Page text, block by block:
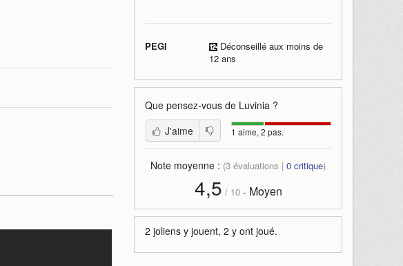
PEGI
Déconseillé aux moins de
12 ans
Que pensez-vous de Luvinia ?
1 aime, 2 pas.
J'aime
Note moyenne : (3 évaluations | 0 critique)
4,5 / 10- Moyen
2 joliens y jouent, 2 y ont joué.